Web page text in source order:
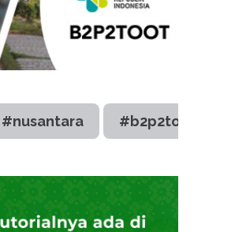
#nusantara #b2p2toot